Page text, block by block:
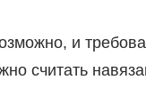
и
считать